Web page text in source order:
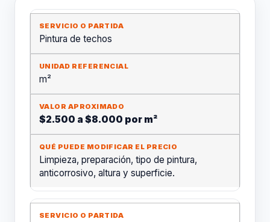
Pintura de techos
m²
$2.500 a $8.000 por m²
Limpieza, preparación, tipo de pintura,
anticorrosivo, altura y superficie.